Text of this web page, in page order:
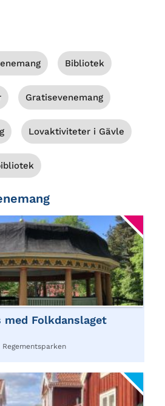
Bibliotek
Gratisevenemang
Lovaktiviteter i Gävle
med Folkdanslaget
Regementsparken